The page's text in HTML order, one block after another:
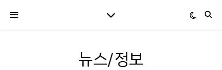
뉴스/정보